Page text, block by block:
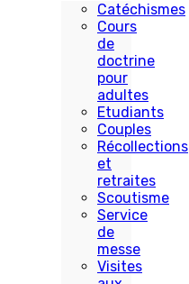
Catéchismes
Cours
de
doctrine
pour
adultes
Etudiants
Couples
Récollections
et
retraites
Scoutisme
Service
de
messe
Visites